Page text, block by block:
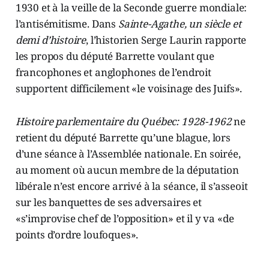
1930 et à la veille de la Seconde guerre mondiale:
l’antisémitisme. Dans Sainte-Agathe, un siècle et
demi d’histoire, l’historien Serge Laurin rapporte
les propos du député Barrette voulant que
francophones et anglophones de l’endroit
supportent difficilement «le voisinage des Juifs».
Histoire parlementaire du Québec: 1928-1962ne
retient du député Barrette qu’une blague, lors
d’une séance à l’Assemblée nationale. En soirée,
au moment où aucun membre de la députation
libérale n’est encore arrivé à la séance, il s’asseoit
sur les banquettes de ses adversaires et
«s’improvise chef de l’opposition» et il y va «de
points d’ordre loufoques».